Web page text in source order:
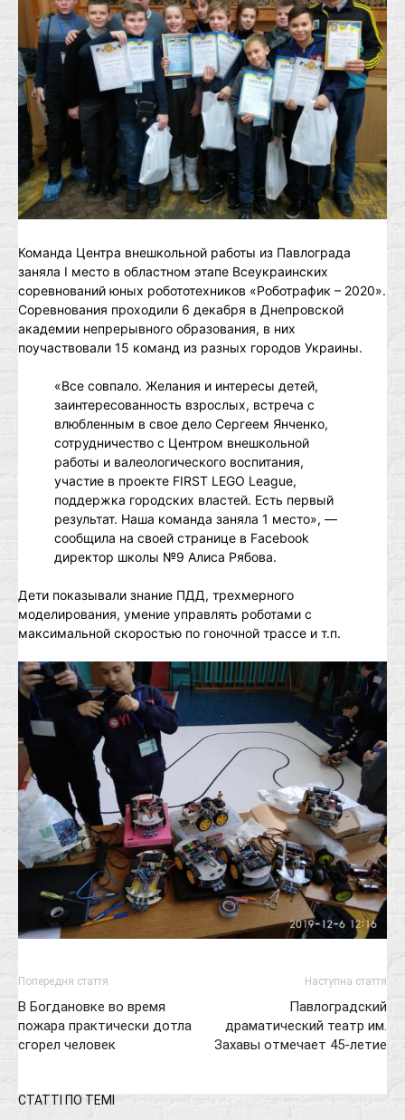
Команда Центра внешкольной работы из Павлограда
заняла I место в областном этапе Всеукраинских
соревнований юных робототехников «Роботрафик – 2020».
Соревнования проходили 6 декабря в Днепровской
академии непрерывного образования, в них
поучаствовали 15 команд из разных городов Украины.
«Все совпало. Желания и интересы детей,
заинтересованность взрослых, встреча с
влюбленным в свое дело Сергеем Янченко,
сотрудничество с Центром внешкольной
работы и валеологического воспитания,
участие в проекте FIRST LEGO League,
поддержка городских властей. Есть первый
результат. Наша команда заняла 1 место», —
сообщила на своей странице в Facebook
директор школы №9 Алиса Рябова.
Дети показывали знание ПДД, трехмерного
моделирования, умение управлять роботами с
максимальной скоростью по гоночной трассе и т.п.
Попередня стаття
В Богдановке во время
пожара практически дотла
сгорел человек
Наступна стаття
Павлоградский
драматический театр им.
Захавы отмечает 45-летие
СТАТТІ ПО ТЕМІ